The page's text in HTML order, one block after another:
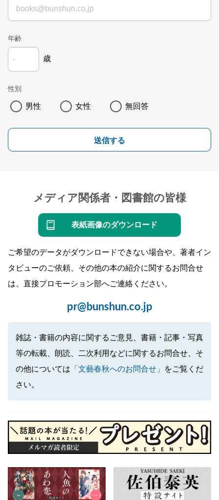
年齢
歳
性別
男性 女性 無回答
送信する
メディア関係者・図書館の皆様
表紙画像のダウンロード
ご希望のデータがダウンロードできない場合や、著者イン
タビューのご依頼、その他の本の紹介に関するお問合せ
は、直接プロモーション部へご連絡ください。
pr@bunshun.co.jp
雑誌・書籍の内容に関するご意見、書籍・記事・写真
等の転載、朗読、二次利用などに関するお問合せ、そ
の他については 「文藝春秋へのお問合せ」
をご覧くだ
さい。